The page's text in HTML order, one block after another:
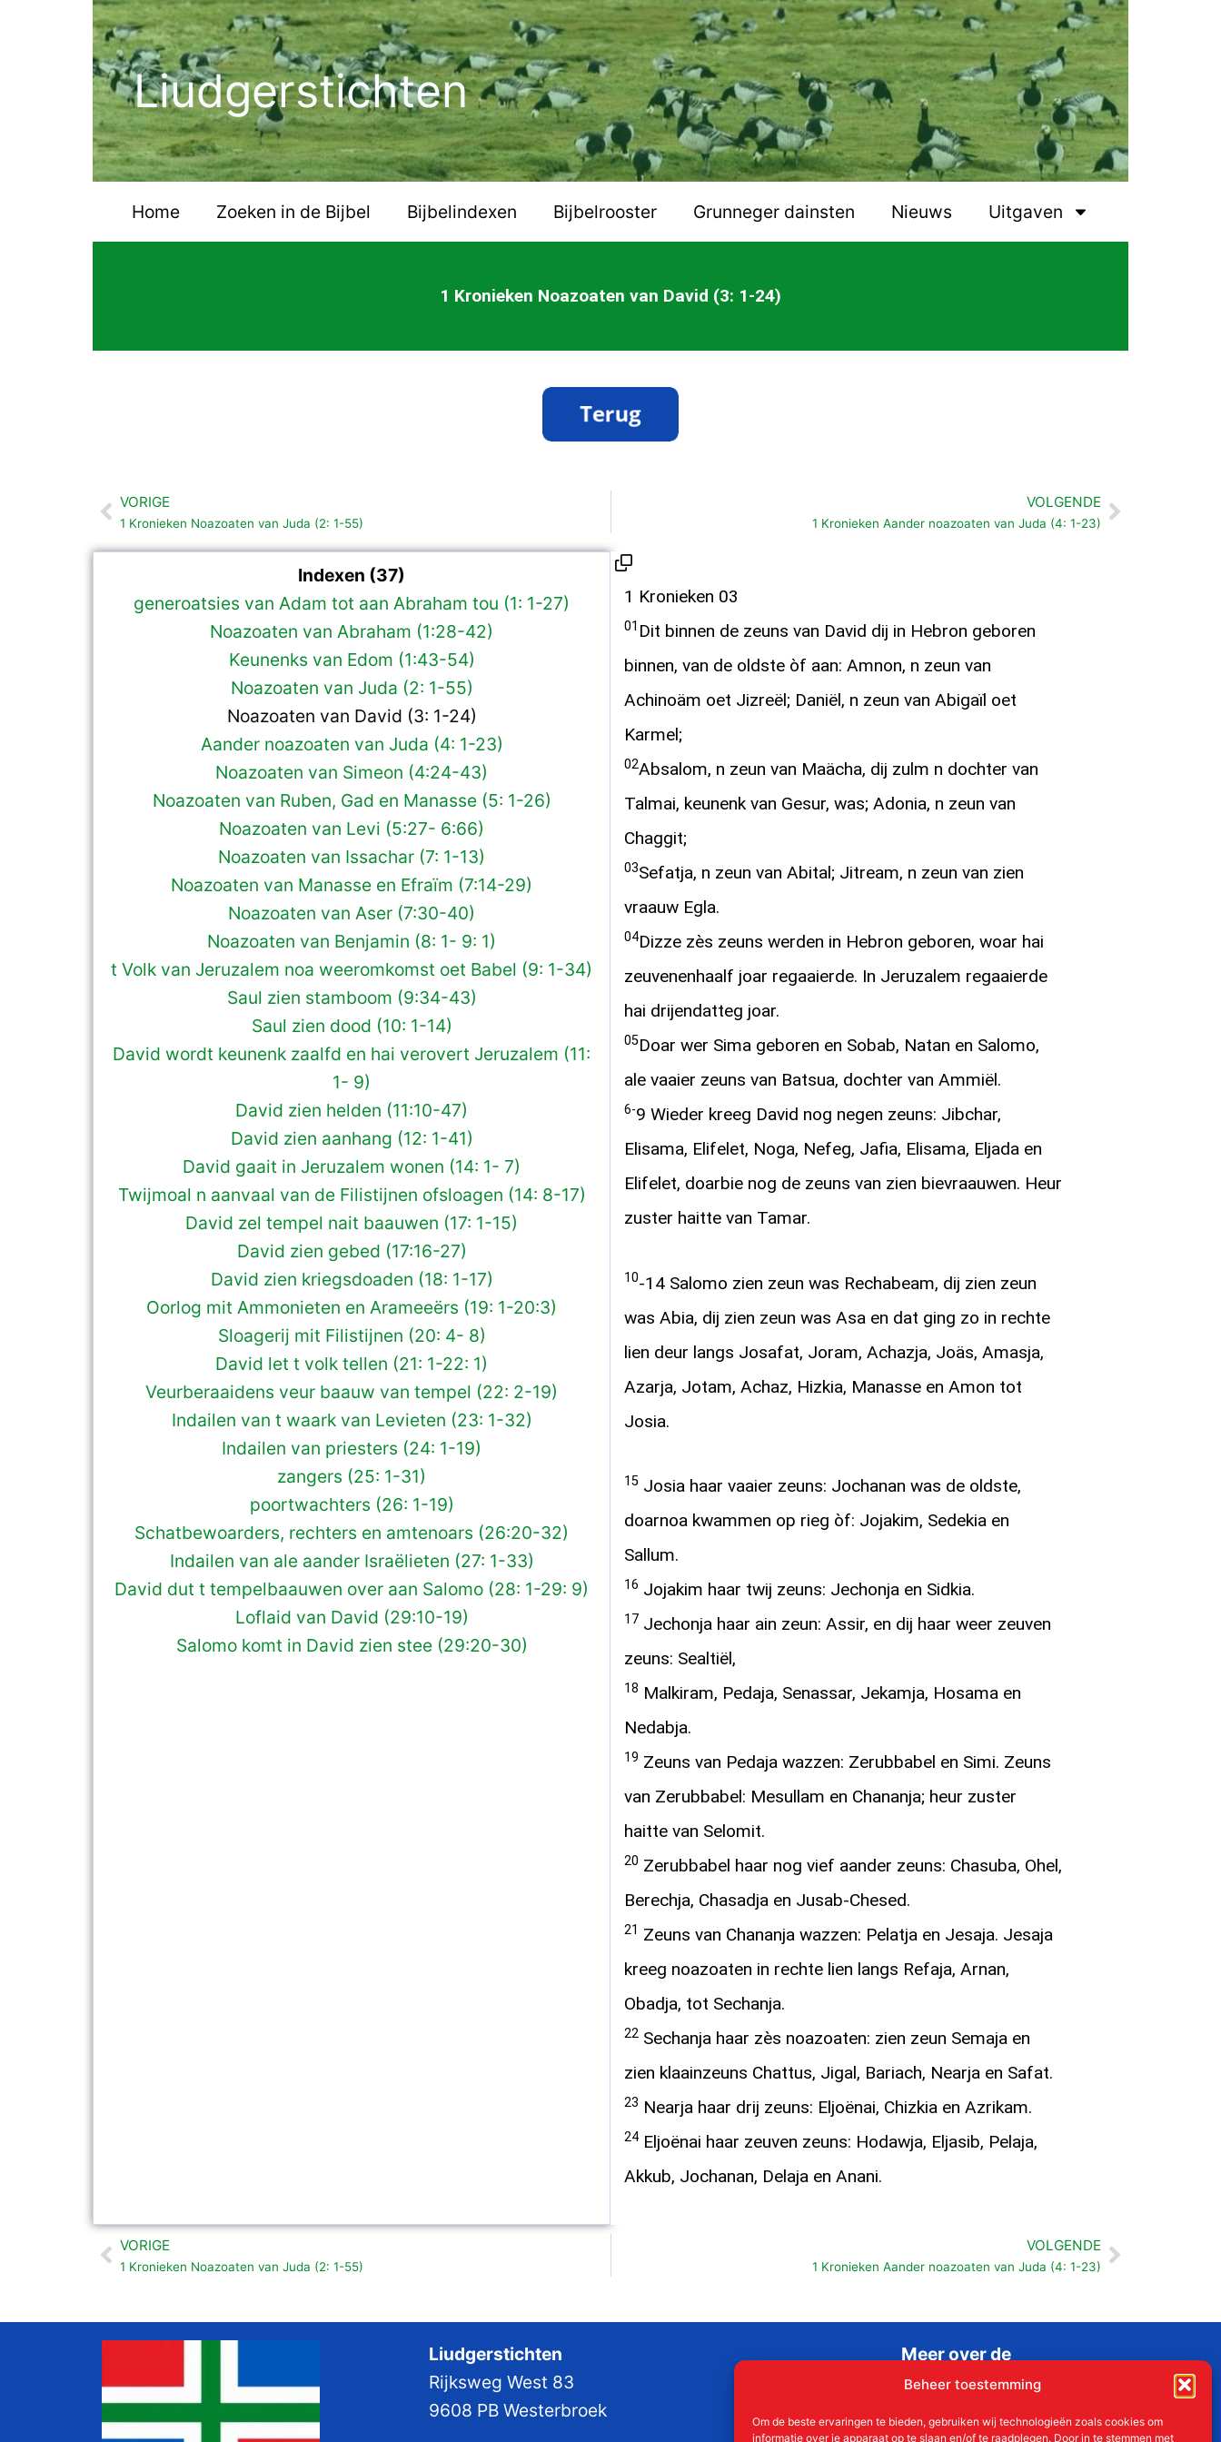
Beheer toestemming
Om de beste ervaringen te bieden, gebruiken wij technologieën zoals cookies om
informatie over je apparaat op te slaan en/of te raadplegen. Door in te stemmen met
Liudgerstichten
Home Zoeken in de Bijbel Bijbelindexen Bijbelrooster Grunneger dainsten Nieuws Uitgaven
1 Kronieken Noazoaten van David (3: 1-24)
Vorige
VORIGE
1 Kronieken Noazoaten van Juda (2: 1-55)
VOLGENDE
1 Kronieken Aander noazoaten van Juda (4: 1-23)Volgende
Indexen (37)
generoatsies van Adam tot aan Abraham tou (1: 1-27)
Noazoaten van Abraham (1:28-42)
Keunenks van Edom (1:43-54)
Noazoaten van Juda (2: 1-55)
Noazoaten van David (3: 1-24)
Aander noazoaten van Juda (4: 1-23)
Noazoaten van Simeon (4:24-43)
Noazoaten van Ruben, Gad en Manasse (5: 1-26)
Noazoaten van Levi (5:27- 6:66)
Noazoaten van Issachar (7: 1-13)
Noazoaten van Manasse en Efraïm (7:14-29)
Noazoaten van Aser (7:30-40)
Noazoaten van Benjamin (8: 1- 9: 1)
t Volk van Jeruzalem noa weeromkomst oet Babel (9: 1-34)
Saul zien stamboom (9:34-43)
Saul zien dood (10: 1-14)
David wordt keunenk zaalfd en hai verovert Jeruzalem (11:
1- 9)
David zien helden (11:10-47)
David zien aanhang (12: 1-41)
David gaait in Jeruzalem wonen (14: 1- 7)
Twijmoal n aanvaal van de Filistijnen ofsloagen (14: 8-17)
David zel tempel nait baauwen (17: 1-15)
David zien gebed (17:16-27)
David zien kriegsdoaden (18: 1-17)
Oorlog mit Ammonieten en Arameeërs (19: 1-20:3)
Sloagerij mit Filistijnen (20: 4- 8)
David let t volk tellen (21: 1-22: 1)
Veurberaaidens veur baauw van tempel (22: 2-19)
Indailen van t waark van Levieten (23: 1-32)
Indailen van priesters (24: 1-19)
zangers (25: 1-31)
poortwachters (26: 1-19)
Schatbewoarders, rechters en amtenoars (26:20-32)
Indailen van ale aander Israëlieten (27: 1-33)
David dut t tempelbaauwen over aan Salomo (28: 1-29: 9)
Loflaid van David (29:10-19)
Salomo komt in David zien stee (29:20-30)
1 Kronieken 03
01 Dit binnen de zeuns van David dij in Hebron geboren
binnen, van de oldste òf aan: Amnon, n zeun van
Achinoäm oet Jizreël; Daniël, n zeun van Abigaïl oet
Karmel;
02Absalom, n zeun van Maächa, dij zulm n dochter van
Talmai, keunenk van Gesur, was; Adonia, n zeun van
Chaggit;
03Sefatja, n zeun van Abital; Jitream, n zeun van zien
vraauw Egla.
04Dizze zès zeuns werden in Hebron geboren, woar hai
zeuvenenhaalf joar regaaierde. In Jeruzalem regaaierde
hai drijendatteg joar.
05Doar wer Sima geboren en Sobab, Natan en Salomo,
ale vaaier zeuns van Batsua, dochter van Ammiël.
6-9 Wieder kreeg David nog negen zeuns: Jibchar,
Elisama, Elifelet, Noga, Nefeg, Jafia, Elisama, Eljada en
Elifelet, doarbie nog de zeuns van zien bievraauwen. Heur
zuster haitte van Tamar.
10-14 Salomo zien zeun was Rechabeam, dij zien zeun
was Abia, dij zien zeun was Asa en dat ging zo in rechte
lien deur langs Josafat, Joram, Achazja, Joäs, Amasja,
Azarja, Jotam, Achaz, Hizkia, Manasse en Amon tot
Josia.
15 Josia haar vaaier zeuns: Jochanan was de oldste,
doarnoa kwammen op rieg òf: Jojakim, Sedekia en
Sallum.
16 Jojakim haar twij zeuns: Jechonja en Sidkia.
17 Jechonja haar ain zeun: Assir, en dij haar weer zeuven
zeuns: Sealtiël,
18 Malkiram, Pedaja, Senassar, Jekamja, Hosama en
Nedabja.
19 Zeuns van Pedaja wazzen: Zerubbabel en Simi. Zeuns
van Zerubbabel: Mesullam en Chananja; heur zuster
haitte van Selomit.
20 Zerubbabel haar nog vief aander zeuns: Chasuba, Ohel,
Berechja, Chasadja en Jusab-Chesed.
21 Zeuns van Chananja wazzen: Pelatja en Jesaja. Jesaja
kreeg noazoaten in rechte lien langs Refaja, Arnan,
Obadja, tot Sechanja.
22 Sechanja haar zès noazoaten: zien zeun Semaja en
zien klaainzeuns Chattus, Jigal, Bariach, Nearja en Safat.
23 Nearja haar drij zeuns: Eljoënai, Chizkia en Azrikam.
24 Eljoënai haar zeuven zeuns: Hodawja, Eljasib, Pelaja,
Akkub, Jochanan, Delaja en Anani.
Vorige
VORIGE
1 Kronieken Noazoaten van Juda (2: 1-55)
VOLGENDE
1 Kronieken Aander noazoaten van Juda (4: 1-23)Volgende
Liudgerstichten
Rijksweg West 83
9608 PB Westerbroek
Meer over de
Liudgerstichten